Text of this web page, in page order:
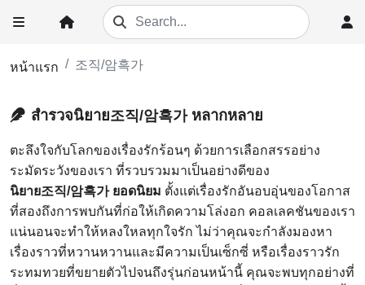
หน้าแรก 조직/암흑가
สำรวจนิยาย조직/암흑가 หลากหลาย
ตะลึงใจกับโลกของเรื่องรักร้อนๆ ด้วยการเลือกสรรอย่าง
ระมัดระวังของเรา ที่รวบรวมมาเป็นอย่างดีของ
นิยาย조직/암흑가 ยอดนิยม ตั้งแต่เรื่องรักอันอบอุ่นของโอกาส
ที่สองถึงการพบกันที่ก่อให้เกิดความโล่งอก คอลเลคชันของเรา
แน่นอนจะทำให้หลงใหลทุกใจรัก ไม่ว่าคุณจะกำลังมองหา
เรื่องราวที่หวานหวานและมีความเป็นเซ็กซี่ หรือเรื่องราวรัก
ระทมทวยที่ขยายตัวไปจนถึงรุ่นก่อนหน้านี้ คุณจะพบทุกอย่างที่